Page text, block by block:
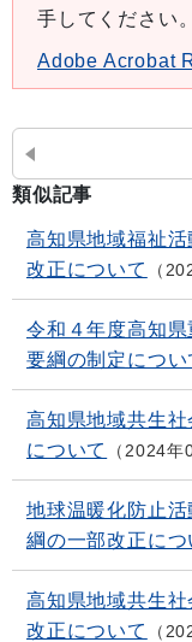
手してください。
Adobe Acrobat
類似記事
高知県地域福祉
改正について
令和４年度高知
要綱の制定につい
高知県地域共生
について
2024年
地球温暖化防止
綱の一部改正につ
高知県地域共生
改正について